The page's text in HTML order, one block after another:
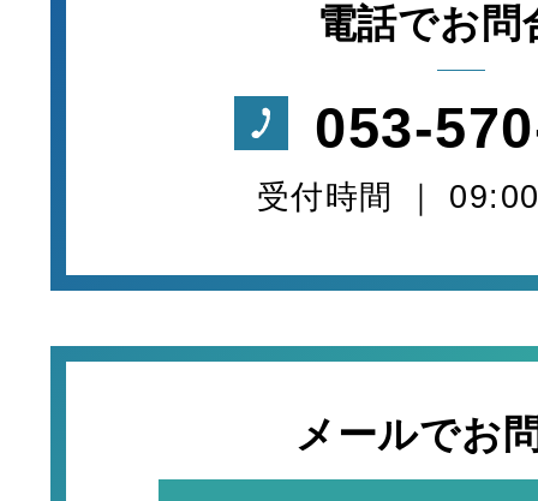
電話でお問
053-
受付時間 ｜
メールでお